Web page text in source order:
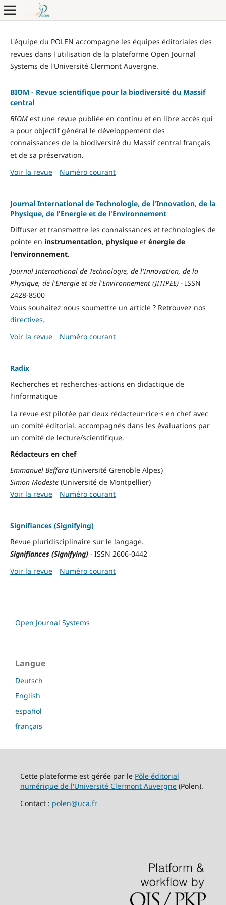
L'équipe du POLEN accompagne les équipes éditoriales des
revues dans l'utilisation de la plateforme Open Journal
Systems de l'Université Clermont Auvergne.
BIOM - Revue scientifique pour la biodiversité du Massif
central
BIOMest une revue publiée en continu et en libre accès qui
a pour objectif général le développement des
connaissances de la biodiversité du Massif central français
et de sa préservation.
Voir la revue
Numéro courant
Journal International de Technologie, de l'Innovation, de la
Physique, de l'Energie et de l'Environnement
Diffuser et transmettre les connaissances et technologies de
pointe en instrumentation, physiqueet énergie de
l'environnement.
Journal International de Technologie, de l'Innovation, de la
Physique, de l'Energie et de l'Environnement (JITIPEE) - ISSN
2428-8500
Vous souhaitez nous soumettre un article ? Retrouvez nos
directives.
Voir la revue
Numéro courant
Radix
Recherches et recherches-actions en didactique de
l’informatique
La revue est pilotée par deux rédacteur·rice·s en chef avec
un comité éditorial, accompagnés dans les évaluations par
un comité de lecture/scientifique.
Rédacteurs en chef
Emmanuel Beffara(Université Grenoble Alpes)
Simon Modeste(Université de Montpellier)
Voir la revue
Numéro courant
Signifiances (Signifying)
Revue pluridisciplinaire sur le langage.
Signifiances (Signifying)- ISSN 2606-0442
Voir la revue
Numéro courant
Open Journal Systems
Langue
Deutsch
English
español
français
Cette plateforme est gérée par le Pôle éditorial
numérique de l'Université Clermont Auvergne(Polen).
Contact : polen@uca.fr